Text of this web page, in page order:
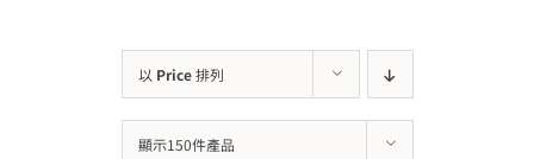
以 Price排列
顯示150件產品